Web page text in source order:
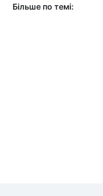
Більше по темі: